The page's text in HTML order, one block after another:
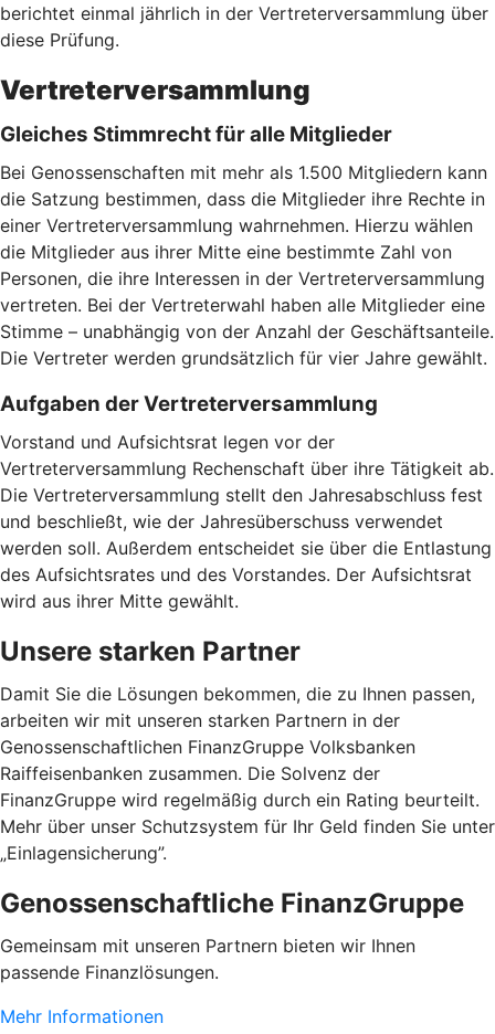
berichtet einmal jährlich in der Vertreterversammlung über
diese Prüfung.
Vertreterversammlung
Gleiches Stimmrecht für alle Mitglieder
Bei Genossenschaften mit mehr als 1.500 Mitgliedern kann
die Satzung bestimmen, dass die Mitglieder ihre Rechte in
einer Vertreterversammlung wahrnehmen. Hierzu wählen
die Mitglieder aus ihrer Mitte eine bestimmte Zahl von
Personen, die ihre Interessen in der Vertreterversammlung
vertreten. Bei der Vertreterwahl haben alle Mitglieder eine
Stimme – unabhängig von der Anzahl der Geschäftsanteile.
Die Vertreter werden grundsätzlich für vier Jahre gewählt.
Aufgaben der Vertreterversammlung
Vorstand und Aufsichtsrat legen vor der
Vertreterversammlung Rechenschaft über ihre Tätigkeit ab.
Die Vertreterversammlung stellt den Jahresabschluss fest
und beschließt, wie der Jahresüberschuss verwendet
werden soll. Außerdem entscheidet sie über die Entlastung
des Aufsichtsrates und des Vorstandes. Der Aufsichtsrat
wird aus ihrer Mitte gewählt.
Unsere starken Partner
Damit Sie die Lösungen bekommen, die zu Ihnen passen,
arbeiten wir mit unseren starken Partnern in der
Genossenschaftlichen FinanzGruppe Volksbanken
Raiffeisenbanken zusammen. Die Solvenz der
FinanzGruppe wird regelmäßig durch ein Rating beurteilt.
Mehr über unser Schutzsystem für Ihr Geld finden Sie unter
„Einlagensicherung”.
Genossenschaftliche FinanzGruppe
Gemeinsam mit unseren Partnern bieten wir Ihnen
passende Finanzlösungen.
Mehr Informationen